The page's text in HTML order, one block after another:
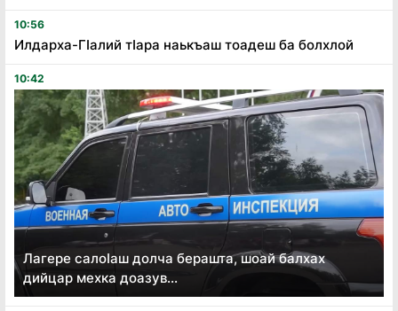
10:56
Илдарха-Гӏалий тӏара наькъаш тоадеш ба болхлой
10:42
Лагере салоӏаш долча берашта, шоай балхах
дийцар мехка доазув...